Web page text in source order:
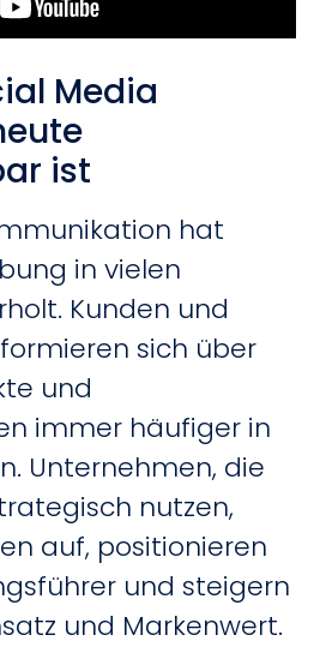
Media
ist
hat
in vielen
Kunden und
sich über
und
immer häufiger in
Unternehmen, die
nutzen,
auf, positionieren
und steigern
und Markenwert.